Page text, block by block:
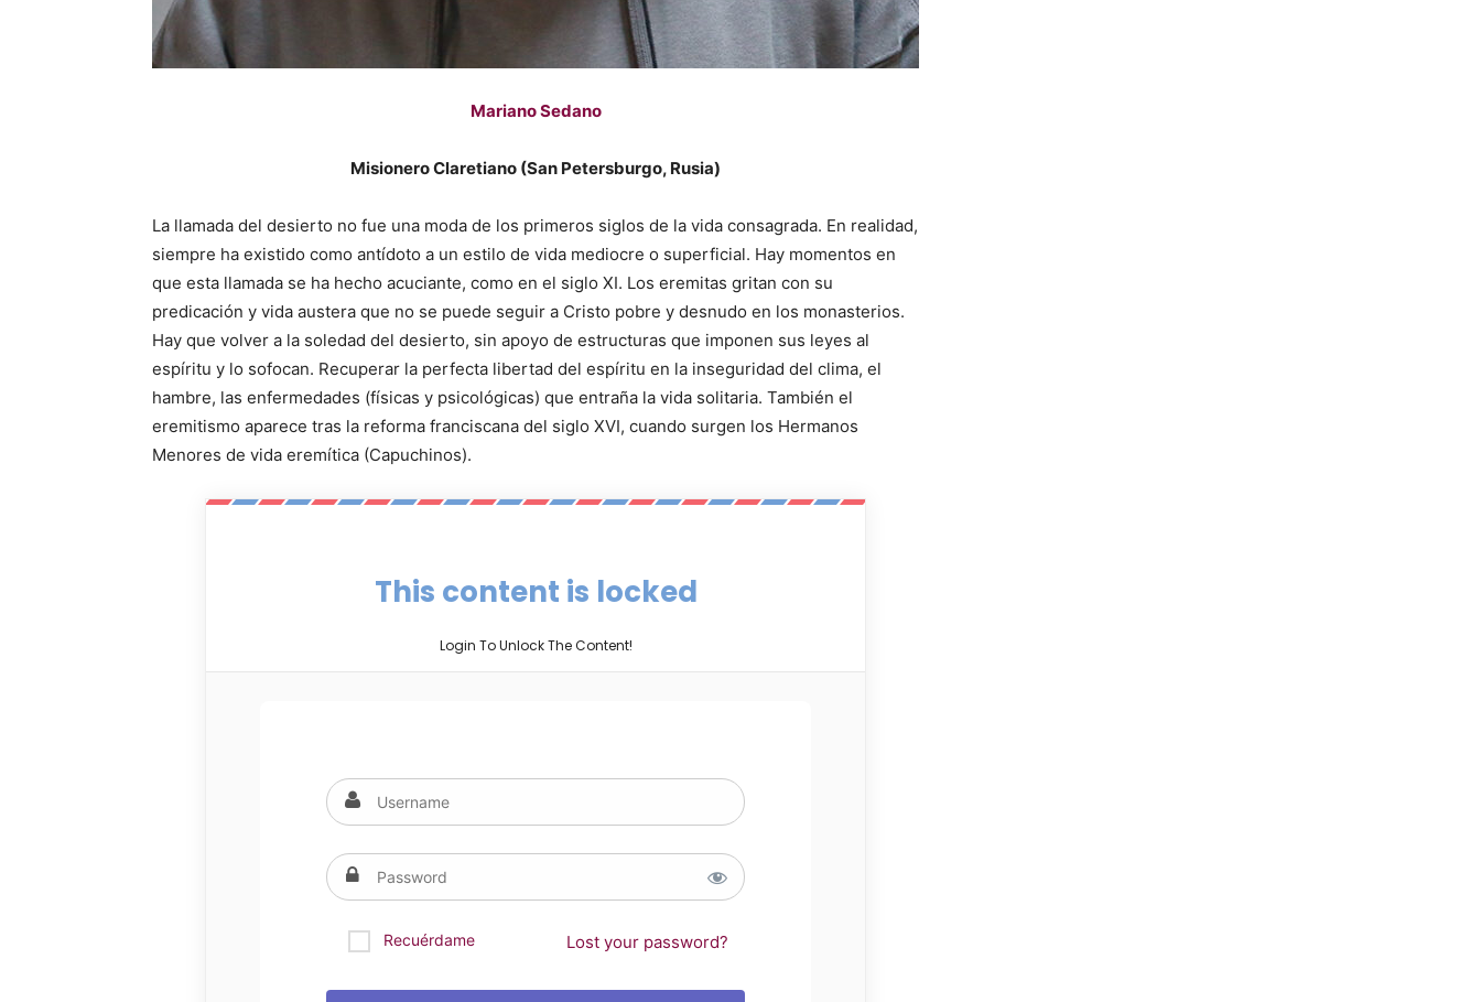
Mariano Sedano
Misionero Claretiano (San Petersburgo, Rusia)
La llamada del desierto no fue una moda de los primeros siglos de la vida consagrada. En realidad,
siempre ha existido como antídoto a un estilo de vida mediocre o superficial. Hay momentos en
que esta llamada se ha hecho acuciante, como en el siglo XI. Los eremitas gritan con su
predicación y vida austera que no se puede seguir a Cristo pobre y desnudo en los monasterios.
Hay que volver a la soledad del desierto, sin apoyo de estructuras que imponen sus leyes al
espíritu y lo sofocan. Recuperar la perfecta libertad del espíritu en la inseguridad del clima, el
hambre, las enfermedades (físicas y psicológicas) que entraña la vida solitaria. También el
eremitismo aparece tras la reforma franciscana del siglo XVI, cuando surgen los Hermanos
Menores de vida eremítica (Capuchinos).
This content is locked
Login To Unlock The Content!
Recuérdame Lost your password?